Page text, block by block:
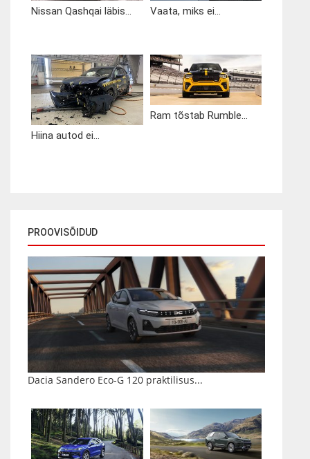
Nissan Qashqai läbis... Vaata, miks ei...
Hiina autod ei...
Ram tõstab Rumble...
PROOVISÕIDUD
Dacia Sandero Eco-G 120 praktilisus...